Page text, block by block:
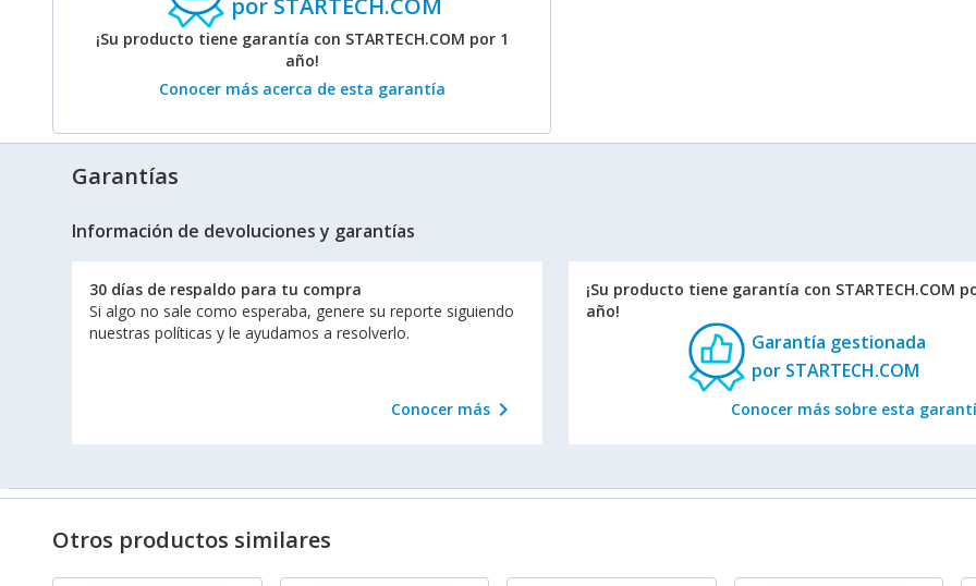
¡Su producto tiene garantía con STARTECH.COM por 1
año!
Conocer más acerca de esta garantía
Garantías
Información de devoluciones y garantías
30 días de respaldo para tu compra
Si algo no sale como esperaba, genere su reporte siguiendo
nuestras políticas y le ayudamos a resolverlo.
Conocer máschevron_right
¡Su producto tiene garantía con STARTECH.COM
año!
Garantía gestionada
por STARTECH.COM
Conocer más sobre esta
Otros productos similares